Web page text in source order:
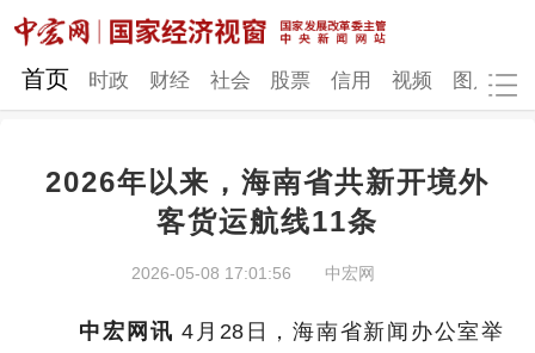
网站地图
财经 社会
图片
首页 时政 财经 社会 股票 信用 视频 图片
2026年以来，海南省共新开境外
客货运航线11条
2026-05-08 17:01:56 中宏网
中宏网讯 4月28日，海南省新闻办公室举